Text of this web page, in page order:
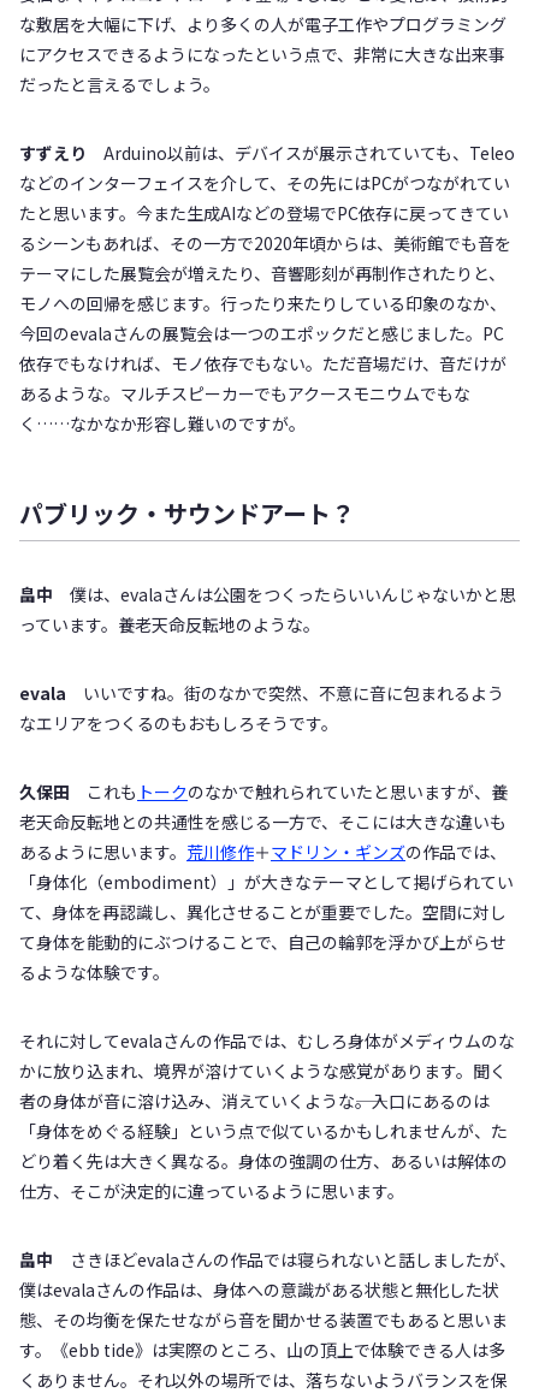
な敷居を大幅に下げ、より多くの人が電子工作やプログラミング
にアクセスできるようになったという点で、非常に大きな出来事
だったと言えるでしょう。
すずえり Arduino以前は、デバイスが展示されていても、Teleo
などのインターフェイスを介して、その先にはPCがつながれてい
たと思います。今また生成AIなどの登場でPC依存に戻ってきてい
るシーンもあれば、その一方で2020年頃からは、美術館でも音を
テーマにした展覧会が増えたり、音響彫刻が再制作されたりと、
モノへの回帰を感じます。行ったり来たりしている印象のなか、
今回のevalaさんの展覧会は一つのエポックだと感じました。PC
依存でもなければ、モノ依存でもない。ただ音場だけ、音だけが
あるような。マルチスピーカーでもアクースモニウムでもな
く……なかなか形容し難いのですが。
パブリック・サウンドアート？
畠中 僕は、evalaさんは公園をつくったらいいんじゃないかと思
っています。養老天命反転地のような。
evala いいですね。街のなかで突然、不意に音に包まれるよう
なエリアをつくるのもおもしろそうです。
久保田 これも トークのなかで触れられていたと思いますが、養
老天命反転地との共通性を感じる一方で、そこには大きな違いも
あるように思います。 荒川修作＋マドリン・ギンズの作品では、
「身体化（embodiment）」が大きなテーマとして掲げられてい
て、身体を再認識し、異化させることが重要でした。空間に対し
て身体を能動的にぶつけることで、自己の輪郭を浮かび上がらせ
るような体験です。
それに対してevalaさんの作品では、むしろ身体がメディウムのな
かに放り込まれ、境界が溶けていくような感覚があります。聞く
者の身体が音に溶け込み、消えていくような――。入口にあるのは
「身体をめぐる経験」という点で似ているかもしれませんが、た
どり着く先は大きく異なる。身体の強調の仕方、あるいは解体の
仕方、そこが決定的に違っているように思います。
畠中 さきほどevalaさんの作品では寝られないと話しましたが、
僕はevalaさんの作品は、身体への意識がある状態と無化した状
態、その均衡を保たせながら音を聞かせる装置でもあると思いま
す。《ebb tide》は実際のところ、山の頂上で体験できる人は多
くありません。それ以外の場所では、落ちないようバランスを保